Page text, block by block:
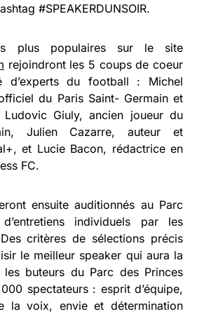
#SPEAKERDUNSOIR.
plus populaires sur le site
rejoindront les 5 coups de coeur
d’experts du football : Michel
du Paris Saint- Germain et
Giuly, ancien joueur du
Julien Cazarre, auteur et
et Lucie Bacon, rédactrice en
FC.
ensuite auditionnés au Parc
individuels par les
critères de sélections précis
le meilleur speaker qui aura la
les buteurs du Parc des Princes
spectateurs : esprit d’équipe,
la voix, envie et détermination